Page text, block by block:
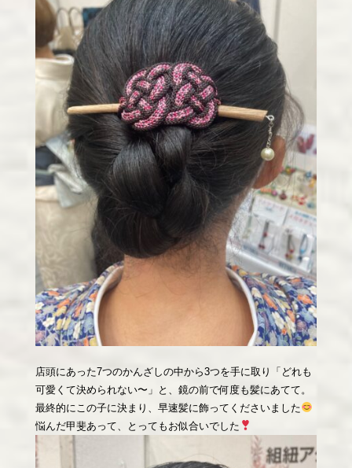
店頭にあった7つのかんざしの中から3つを手に取り「どれも
可愛くて決められない〜」と、鏡の前で何度も髪にあてて。
最終的にこの子に決まり、早速髪に飾ってくださいました
悩んだ甲斐あって、とってもお似合いでした